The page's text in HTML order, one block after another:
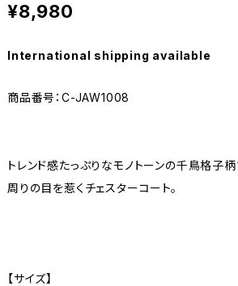
¥8,980
International shipping available
商品番号：C-JAW1008
トレンド感たっぷりなモノトーンの千鳥格子
周りの目を惹くチェスターコート。
【サイズ】